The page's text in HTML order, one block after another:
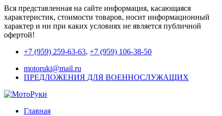
Вся представленная на сайте информация, касающаяся
характеристик, стоимости товаров, носит информационный
характер и ни при каких условиях не является публичной
офертой!
+7 (959) 259-63-63, +7 (959) 106-38-50
motoruki@mail.ru
ПРЕДЛОЖЕНИЯ ДЛЯ ВОЕННОСЛУЖАЩИХ
Главная